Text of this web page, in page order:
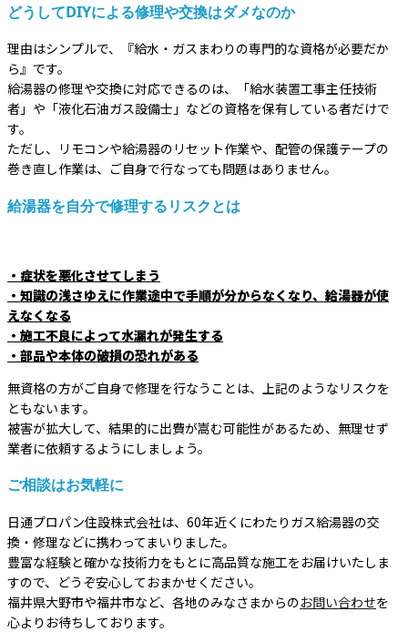
どうしてDIYによる修理や交換はダメなのか
理由はシンプルで、『給水・ガスまわりの専門的な資格が必要だか
ら』です。
給湯器の修理や交換に対応できるのは、「給水装置工事主任技術
者」や「液化石油ガス設備士」などの資格を保有している者だけで
す。
ただし、リモコンや給湯器のリセット作業や、配管の保護テープの
巻き直し作業は、ご自身で行なっても問題はありません。
給湯器を自分で修理するリスクとは
・症状を悪化させてしまう
・知識の浅さゆえに作業途中で手順が分からなくなり、給湯器が使
えなくなる
・施工不良によって水漏れが発生する
・部品や本体の破損の恐れがある
無資格の方がご自身で修理を行なうことは、上記のようなリスクを
ともないます。
被害が拡大して、結果的に出費が嵩む可能性があるため、無理せず
業者に依頼するようにしましょう。
ご相談はお気軽に
日通プロパン住設株式会社は、60年近くにわたりガス給湯器の交
換・修理などに携わってまいりました。
豊富な経験と確かな技術力をもとに高品質な施工をお届けいたしま
すので、どうぞ安心しておまかせください。
福井県大野市や福井市など、各地のみなさまからのお問い合わせを
心よりお待ちしております。